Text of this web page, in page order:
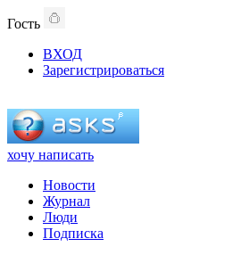
Гость
ВХОД
Зарегистрироваться
хочу написать
Новости
Журнал
Люди
Подписка